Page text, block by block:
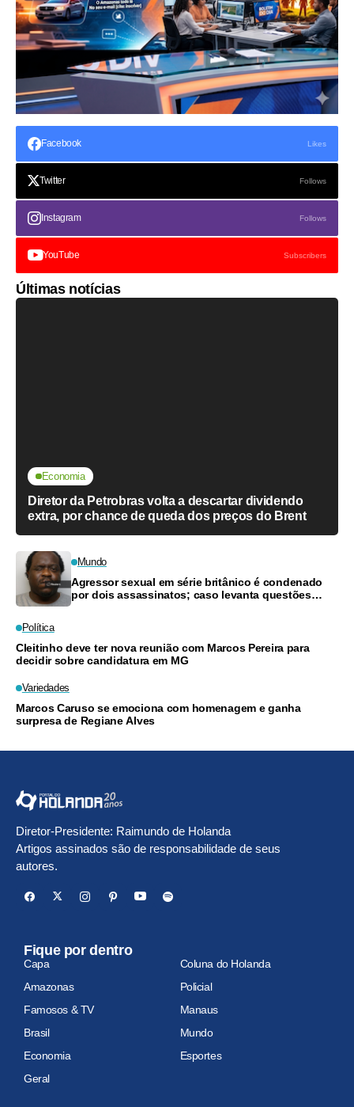
Facebook Likes
Twitter Follows
Instagram Follows
YouTube Subscribers
Últimas notícias
Economia
Diretor da Petrobras volta a descartar dividendo
extra, por chance de queda dos preços do Brent
Mundo
Agressor sexual em série britânico é condenado
por dois assassinatos; caso levanta questões
Política
Cleitinho deve ter nova reunião com Marcos Pereira para
decidir sobre candidatura em MG
Variedades
Marcos Caruso se emociona com homenagem e ganha
surpresa de Regiane Alves
Diretor-Presidente: Raimundo de Holanda
Artigos assinados são de responsabilidade de seus
autores.
Fique por dentro
Capa
Coluna do Holanda
Amazonas
Policial
Famosos & TV
Manaus
Brasil
Mundo
Economia
Esportes
Geral